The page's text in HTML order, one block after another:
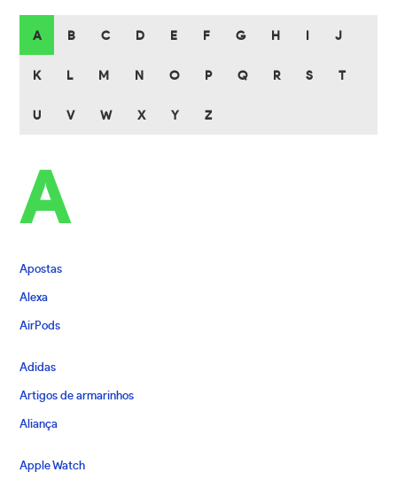
A B C D E F G H J
K L M N O P Q R S T
U V W X Y Z
A
Apostas
Alexa
AirPods
Adidas
Artigos de armarinhos
Aliança
Apple Watch